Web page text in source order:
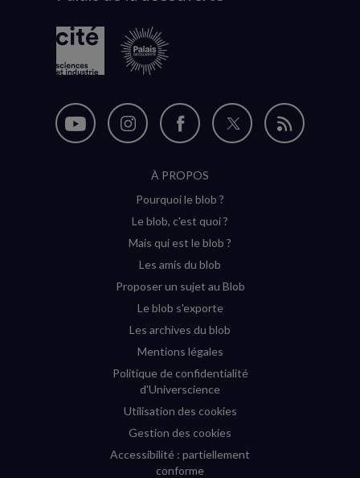
Nous
Nous
Instagram
(nouvelle
Nous
sur
Facebook
(nouvelle
Nous
Flux
À PROPOS
Pourquoi le blob ?
Le blob, c'est quoi ?
Mais qui est le blob ?
Les amis du blob
Proposer un sujet au Blob
Le blob s'exporte
Les archives du blob
Mentions légales
Politique de confidentialité
d'Universcience
Utilisation des cookies
Gestion des cookies
Accessibilité : partiellement
conforme